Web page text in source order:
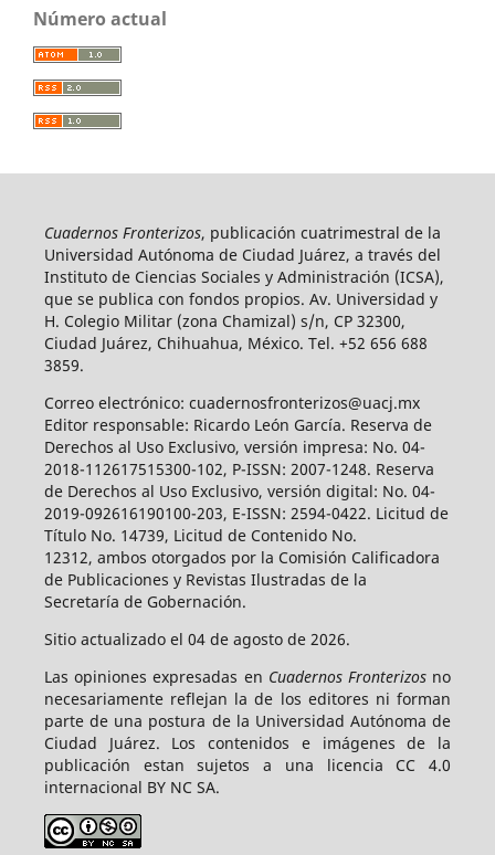
Número actual
Cuadernos Fronterizos, publicación cuatrimestral de la
Universidad Autónoma de Ciudad Juárez, a través del
Instituto de Ciencias Sociales y Administración (ICSA),
que se publica con fondos propios. Av. Universidad y
H. Colegio Militar (zona Chamizal) s/n, CP 32300,
Ciudad Juárez, Chihuahua, México. Tel. +52 656 688
3859.
Correo electrónico: cuadernosfronterizos@uacj.mx
Editor responsable: Ricardo León García. Reserva de
Derechos al Uso Exclusivo, versión impresa: No. 04-
2018-112617515300-102, P-ISSN: 2007-1248. Reserva
de Derechos al Uso Exclusivo, versión digital: No. 04-
2019-092616190100-203, E-ISSN: 2594-0422. Licitud de
Título No. 14739, Licitud de Contenido No.
12312, ambos otorgados por la Comisión Calificadora
de Publicaciones y Revistas Ilustradas de la
Secretaría de Gobernación.
Sitio actualizado el 04 de agosto de 2026.
Las opiniones expresadas en Cuadernos Fronterizosno
necesariamente reflejan la de los editores ni forman
parte de una postura de la Universidad Autónoma de
Ciudad Juárez. Los contenidos e imágenes de la
publicación estan sujetos a una licencia CC 4.0
internacional BY NC SA.